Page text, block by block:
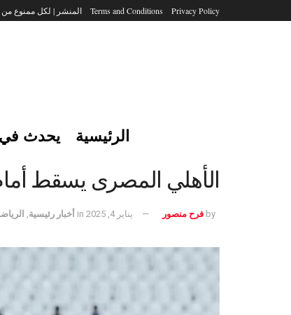
Privacy Policy
Terms and Conditions المنشر | لكل ممنوع من
الرئيسية يحدث
الأهلي المصرى يسقط
by فرح منصور يناير 4, 2025 in أخبار رئيسية